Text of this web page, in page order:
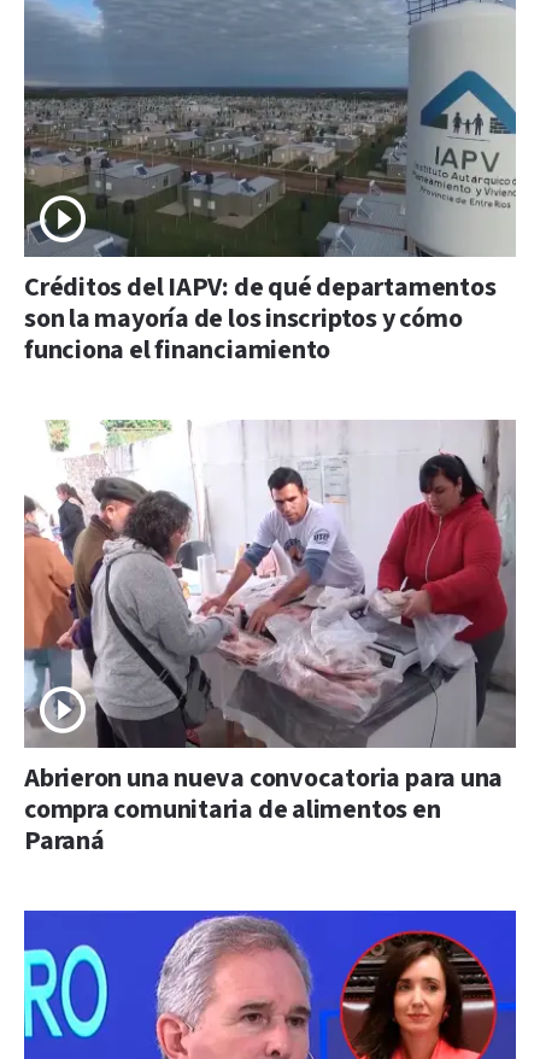
Créditos del IAPV: de qué departamentos
son la mayoría de los inscriptos y cómo
funciona el financiamiento
Abrieron una nueva convocatoria para una
compra comunitaria de alimentos en
Paraná